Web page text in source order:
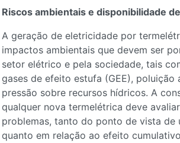
Riscos ambientais e disponibilidade
A geração de eletricidade por
impactos ambientais que devem ser
setor elétrico e pela sociedade, tais
gases de efeito estufa (GEE), poluição
pressão sobre recursos hídricos. A
qualquer nova termelétrica deve
problemas, tanto do ponto de vista de
quanto em relação ao efeito